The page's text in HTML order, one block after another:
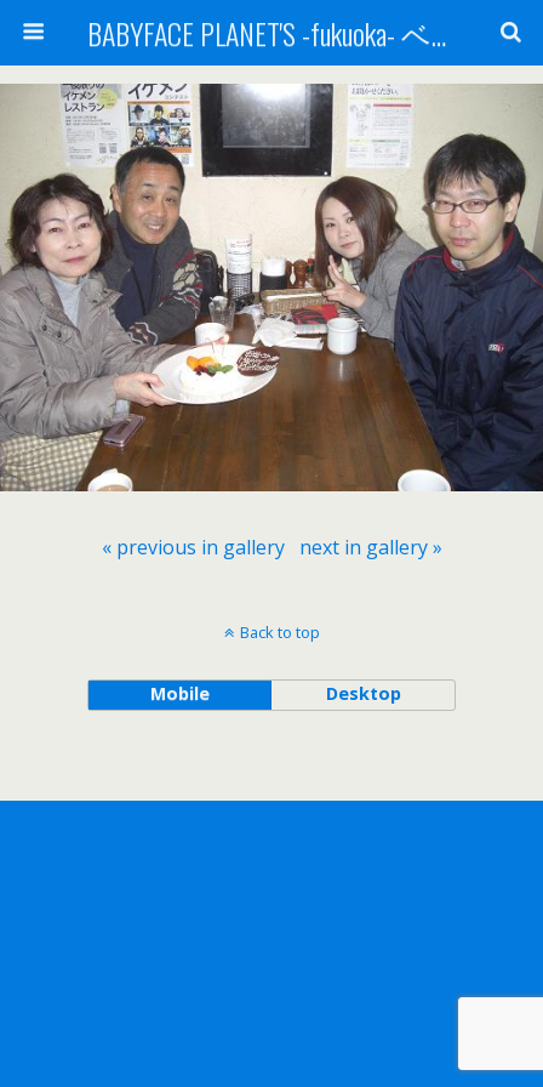
BABYFACE PLANET'S -fukuoka- ベビーフェイスプラネッツ 福岡(ベビフェ福岡)
« previous in gallery next in gallery »
Back to top
Mobile Desktop